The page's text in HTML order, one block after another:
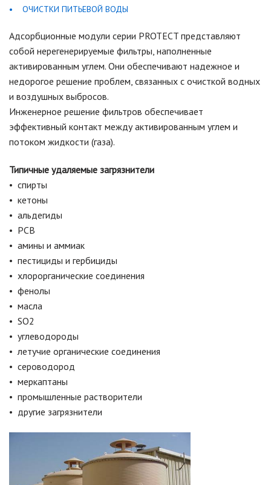
• ОЧИСТКИ ПИТЬЕВОЙ ВОДЫ
Адсорбционные модули серии PROTECT представляют
собой нерегенерируемые фильтры, наполненные
активированным углем. Они обеспечивают надежное и
недорогое решение проблем, связанных с очисткой водных
и воздушных выбросов.
Инженерное решение фильтров обеспечивает
эффективный контакт между активированным углем и
потоком жидкости (газа).
Типичные удаляемые загрязнители
• спирты
• кетоны
• альдегиды
• PCB
• амины и аммиак
• пестициды и гербициды
• хлорорганические соединения
• фенолы
• масла
• SО2
• углеводороды
• летучие органические соединения
• сероводород
• меркаптаны
• промышленные растворители
• другие загрязнители